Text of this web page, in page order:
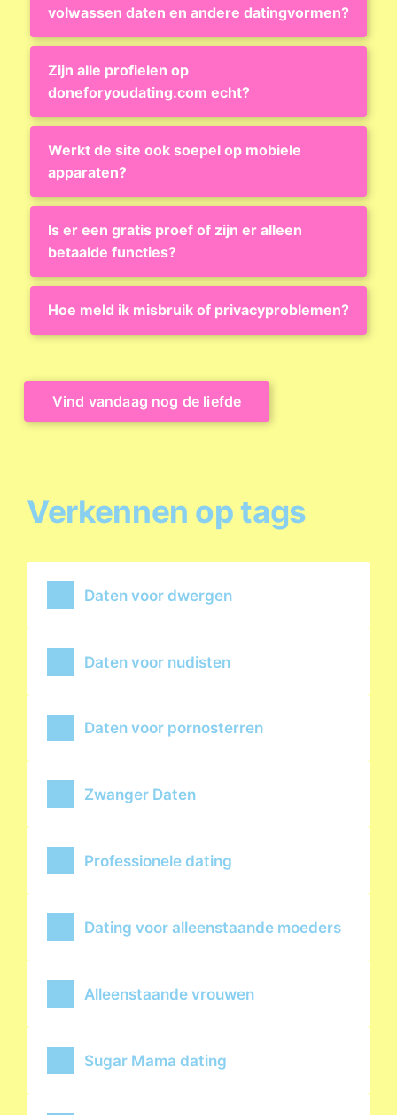
volwassen daten en andere datingvormen?
Zijn alle profielen op
doneforyoudating.com echt?
Werkt de site ook soepel op mobiele
apparaten?
Is er een gratis proef of zijn er alleen
betaalde functies?
Hoe meld ik misbruik of privacyproblemen?
Vind vandaag nog de liefde
Verkennen op tags
Daten voor dwergen
Daten voor nudisten
Daten voor pornosterren
Zwanger Daten
Professionele dating
Dating voor alleenstaande moeders
Alleenstaande vrouwen
Sugar Mama dating